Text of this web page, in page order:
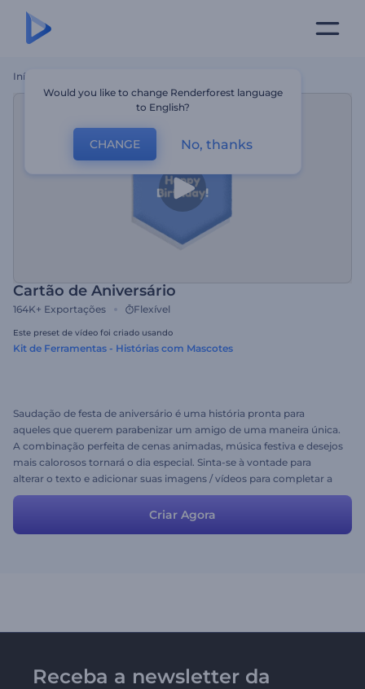
Início
Cartão de Aniversário
164K+ Exportações Flexível
Este preset de vídeo foi criado usando
Kit de Ferramentas - Histórias com Mascotes
Saudação de festa de aniversário é uma história pronta para
aqueles que querem parabenizar um amigo de uma maneira única.
A combinação perfeita de cenas animadas, música festiva e desejos
mais calorosos tornará o dia especial. Sinta-se à vontade para
alterar o texto e adicionar suas imagens / vídeos para completar a
cena. Faça o seu amigo feliz - experimente hoje mesmo!
Criar Agora
Receba a newsletter da
Would you like to change Renderforest language
to English?
CHANGE No, thanks